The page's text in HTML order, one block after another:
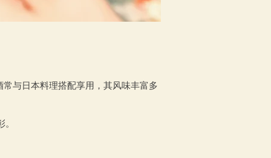
与日本料理搭配享用，其风味丰富多